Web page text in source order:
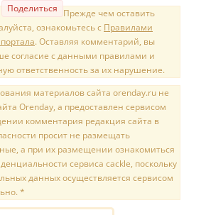
Поделиться Прежде чем оставить
ознакомьтесь с Правилами
. Оставляя комментарий, вы
согласие с данными правилами и
ответственность за их нарушение.
материалов сайта orenday.ru не
Orenday, а предоставлен сервисом
комментария редакция сайта в
просит не размещать
а при их размещении ознакомиться
сервиса cackle, поскольку
данных осуществляется сервисом
*